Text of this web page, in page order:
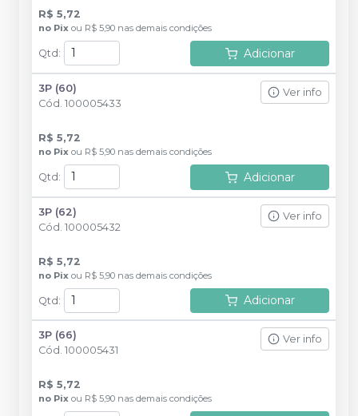
R$ 5,72
no Pix ou R$ 5,90 nas demais condições
Qtd : Adicionar
3P (60)
Cód. 100005433
Ver info
R$ 5,72
no Pix ou R$ 5,90 nas demais condições
Qtd : Adicionar
3P (62)
Cód. 100005432
Ver info
R$ 5,72
no Pix ou R$ 5,90 nas demais condições
Qtd: Adicionar
3P (66)
Cód. 100005431
Ver info
R$ 5,72
no Pix ou R$ 5,90 nas demais condições